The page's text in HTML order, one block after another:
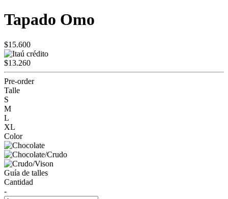
Tapado Omo
$15.600
$13.260
Pre-order
Talle
S
M
L
XL
Color
Guía de talles
Cantidad
-